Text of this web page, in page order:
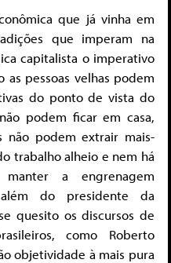
que já vinha em
que imperam na
capitalista o imperativo
pessoas velhas podem
do ponto de vista do
podem ficar em casa,
não podem extrair mais-
trabalho alheio e nem há
a engrenagem
do presidente da
quesito os discursos de
como Roberto
objetividade à mais pura